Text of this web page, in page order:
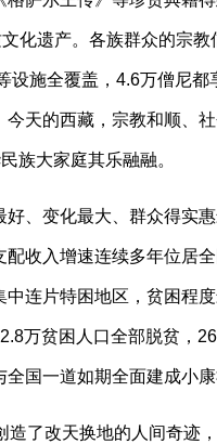
化遗产。各族群众的宗
设施全覆盖，4.6万僧尼都
天的西藏，宗教和顺、
族大家庭其乐融融。
、变化最大、群众得实惠
收入增速连续多年位居
连片特困地区，贫困程
万贫困人口全部脱贫，
国一道如期全面建成小康
造了改天换地的人间奇迹